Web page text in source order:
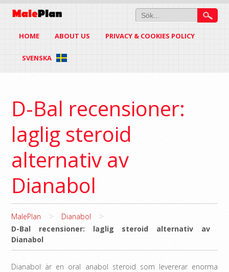
HOME ABOUT US PRIVACY & COOKIES POLICY
SVENSKA
D-Bal recensioner:
laglig steroid
alternativ av
Dianabol
MalePlan > Dianabol >
D-Bal recensioner: laglig steroid alternativ av
Dianabol
Dianabol är en oral anabol steroid som levererar enorma